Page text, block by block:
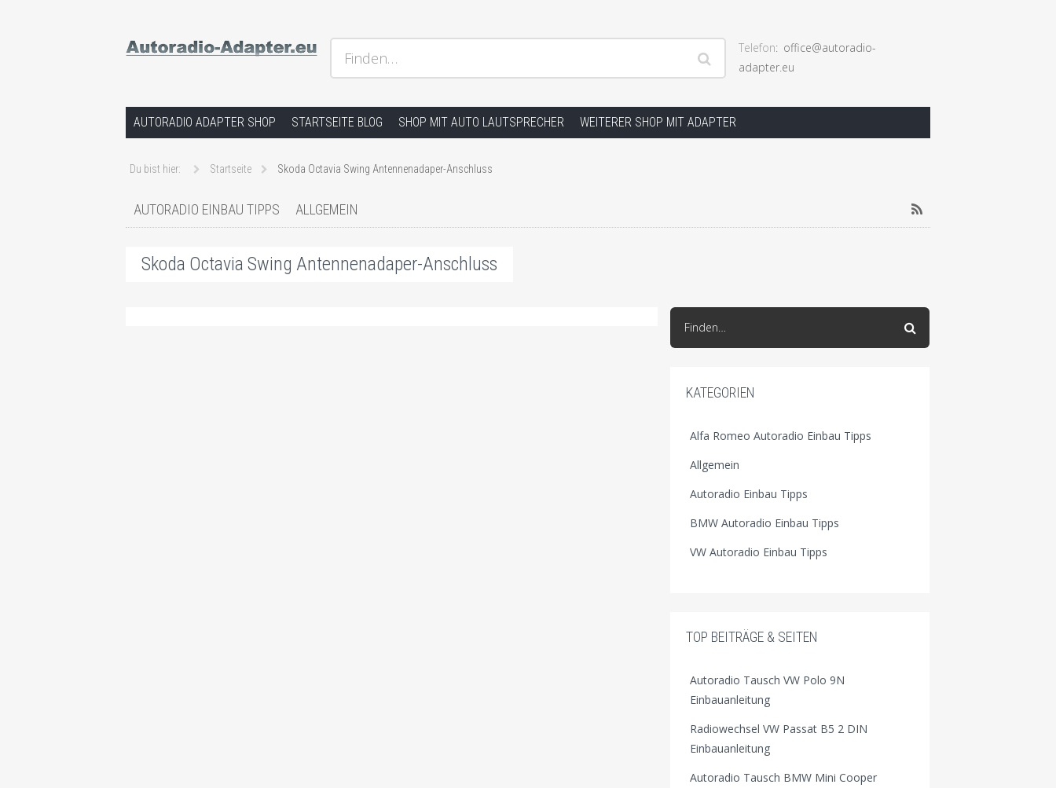
Hilfe bei Autoradios und der Installation und andere Hifi Probleme, Radio Einbauhilfe und Anleitungen
Telefon
office@autoradio-
adapter.eu
Finden…
Springe zum Inhalt
AUTORADIO ADAPTER SHOP STARTSEITE BLOG SHOP MIT AUTO LAUTSPRECHER WEITERER SHOP MIT ADAPTER
Du bist hier: Startseite Skoda Octavia Swing Antennenadaper-Anschluss
AUTORADIO EINBAU TIPPS ALLGEMEIN
Skoda Octavia Swing Antennenadaper-Anschluss
Finden…
KATEGORIEN
Alfa Romeo Autoradio Einbau Tipps
Allgemein
Autoradio Einbau Tipps
BMW Autoradio Einbau Tipps
VW Autoradio Einbau Tipps
TOP BEITRÄGE & SEITEN
Autoradio Tausch VW Polo 9N
Einbauanleitung
Radiowechsel VW Passat B5 2 DIN
Einbauanleitung
Autoradio Tausch BMW Mini Cooper